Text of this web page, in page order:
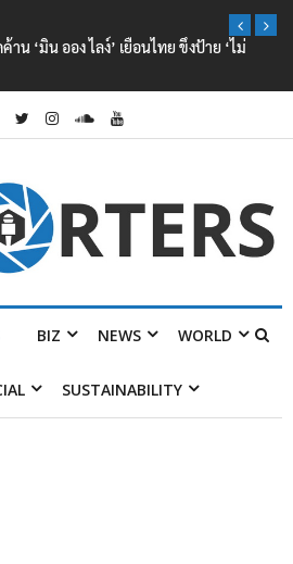
น ‘มิน ออง ไลง์’ เยือนไทย ขึงป้าย ‘ไม่
BIZ NEWS WORLD
SUSTAINABILITY